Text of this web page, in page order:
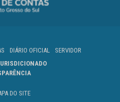
DIÁRIO OFICIAL
SERVIDOR
DO SITE